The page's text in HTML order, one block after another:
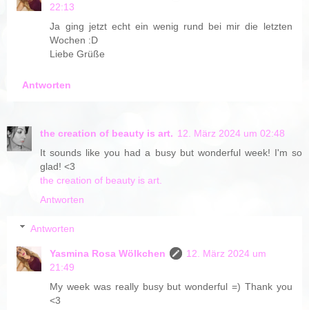
22:13
Ja ging jetzt echt ein wenig rund bei mir die letzten
Wochen :D
Liebe Grüße
Antworten
the creation of beauty is art. 12. März 2024 um 02:48
It sounds like you had a busy but wonderful week! I'm so
glad! <3
the creation of beauty is art.
Antworten
Antworten
Yasmina Rosa Wölkchen
12. März 2024 um
21:49
My week was really busy but wonderful =) Thank you
<3